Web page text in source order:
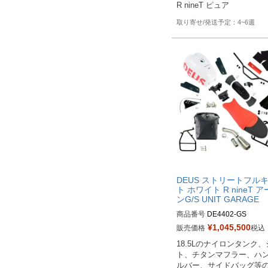
R nineT ピュア
4~6週
DEUS ストリートフル
ト ホワイト R nineT ア
ンG/S UNIT GARAGE
商品番号 DE4402-GS
発注時に車種とユーロ認証
をお願いします
販売価格 ¥1,045,500税込
18.5Lのナイロンタンク、
ト、チタンマフラー、ハ
ルバー、サイドバッグ等